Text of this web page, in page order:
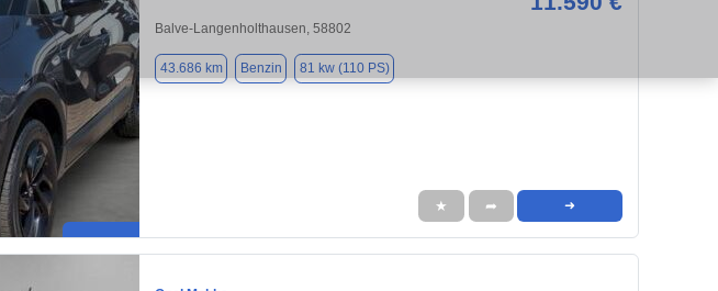
Balve-Langenholthausen, 58802
43.686 km Benzin 81 kw (110 PS)
★ ➦ ➜